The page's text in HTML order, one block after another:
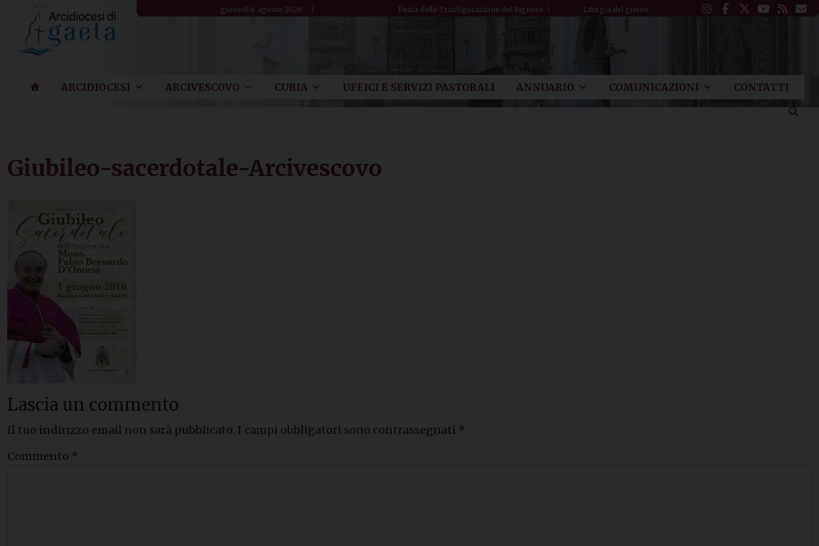
content
giovedì 6 agosto 2026 Festa della Trasfigurazione del Signore Liturgia del giorno
ARCIDIOCESI ARCIVESCOVO CURIA UFFICI E SERVIZI PASTORALI ANNUARIO COMUNICAZIONI CONTATTI
Giubileo-sacerdotale-Arcivescovo
Lascia un commento
Il tuo indirizzo email non sarà pubblicato. I campi obbligatori sono contrassegnati *
Commento *